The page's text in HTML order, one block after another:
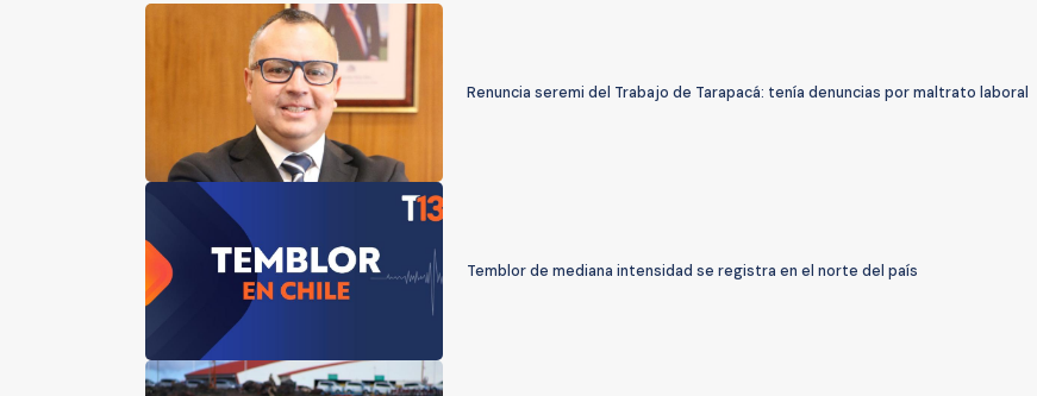
Renuncia seremi del Trabajo de Tarapacá: tenía denuncias por maltrato laboral
Temblor de mediana intensidad se registra en el norte del país